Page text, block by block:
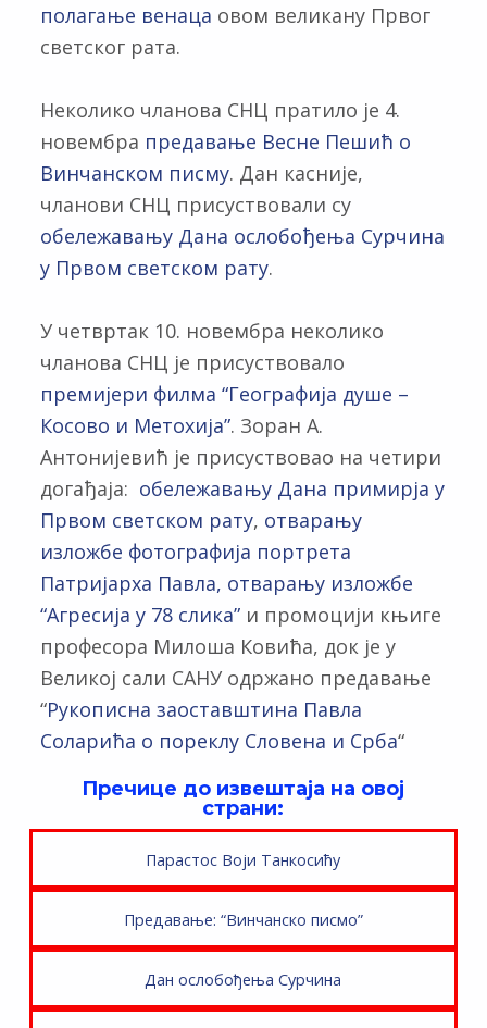
полагање венаца овом великану Првог
светског рата.
Неколико чланова СНЦ пратило је 4.
новембра предавање Весне Пешић о
Винчанском писму. Дан касније,
чланови СНЦ присуствовали су
обележавању Дана ослобођења Сурчина
у Првом светском рату.
У четвртак 10. новембра неколико
чланова СНЦ је присуствовало
премијери филма “Географија душе –
Косово и Метохија”. Зоран А.
Антонијевић је присуствовао на четири
догађаја: обележавању Дана примирја у
Првом светском рату, отварању
изложбе фотографија портрета
Патријарха Павла, отварању изложбе
“Агресија у 78 слика”и промоцији књиге
професора Милоша Ковића, док је у
Великој сали САНУ одржано предавање
“Рукописна заоставштина Павла
Соларића о пореклу Словена и Срба“
Пречице до извештаја на овој
страни:
Парастос Воји Танкосићу
Предавање: “Винчанско писмо”
Дан ослобођења Сурчина